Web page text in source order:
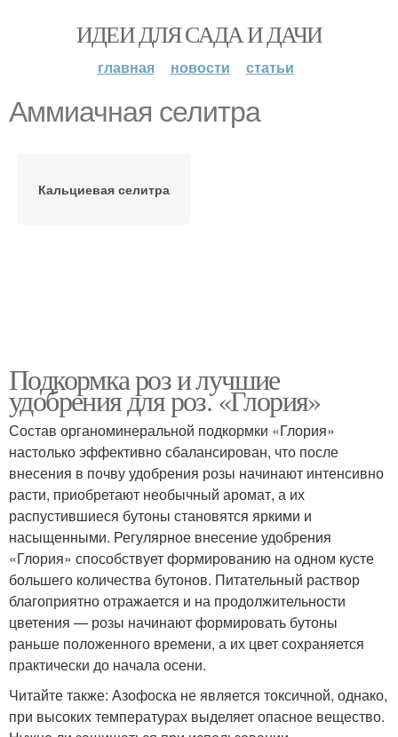
ИДЕИ ДЛЯ САДА И ДАЧИ
главная новости статьи
Аммиачная селитра
Кальциевая селитра
Подкормка роз и лучшие
удобрения для роз. «Глория»
Состав органоминеральной подкормки «Глория»
настолько эффективно сбалансирован, что после
внесения в почву удобрения розы начинают интенсивно
расти, приобретают необычный аромат, а их
распустившиеся бутоны становятся яркими и
насыщенными. Регулярное внесение удобрения
«Глория» способствует формированию на одном кусте
большего количества бутонов. Питательный раствор
благоприятно отражается и на продолжительности
цветения — розы начинают формировать бутоны
раньше положенного времени, а их цвет сохраняется
практически до начала осени.
Читайте также: Азофоска не является токсичной, однако,
при высоких температурах выделяет опасное вещество.